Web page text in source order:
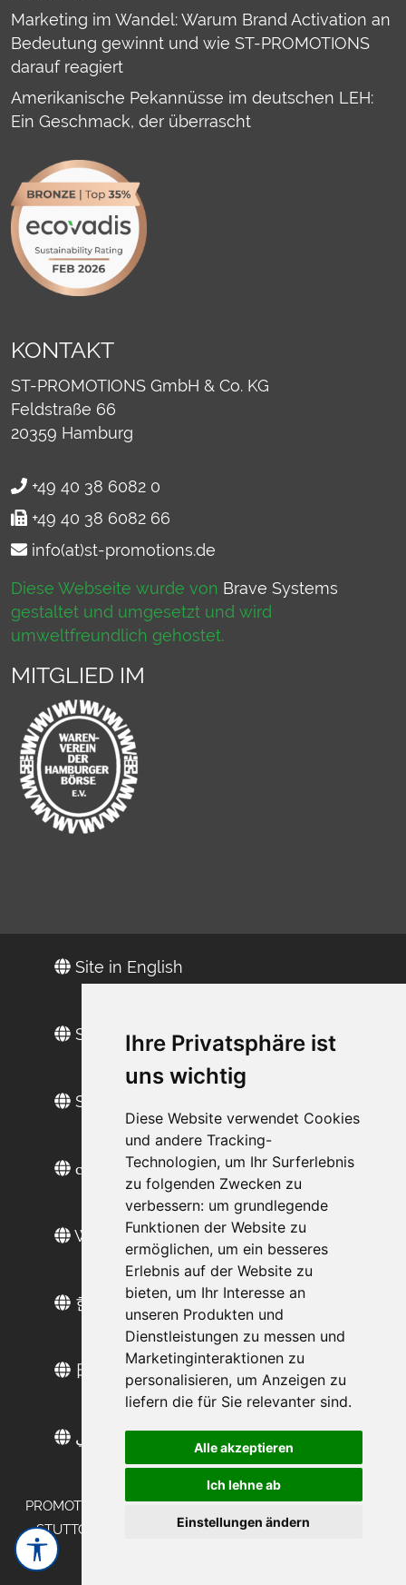
Ihre Privatsphäre ist
uns wichtig
Diese Website verwendet Cookies
und andere Tracking-
Technologien, um Ihr Surferlebnis
zu folgenden Zwecken zu
verbessern: um grundlegende
Funktionen der Website zu
ermöglichen, um ein besseres
Erlebnis auf der Website zu
bieten, um Ihr Interesse an
unseren Produkten und
Dienstleistungen zu messen und
Marketinginteraktionen zu
personalisieren, um Anzeigen zu
liefern die für Sie relevanter sind.
Alle akzeptieren
Ich lehne ab
Einstellungen ändern
Marketing im Wandel: Warum Brand Activation an
Bedeutung gewinnt und wie ST-PROMOTIONS
darauf reagiert
Amerikanische Pekannüsse im deutschen LEH:
Ein Geschmack, der überrascht
KONTAKT
ST-PROMOTIONS GmbH & Co. KG
Feldstraße 66
20359 Hamburg
+49 40 38 6082 0
+49 40 38 6082 66
info(at)st-promotions.de
Diese Webseite wurde von Brave Systems
gestaltet und umgesetzt und wird
umweltfreundlich gehostet.
MITGLIED IM
Site in English
Site en français
Sitio web en español
сайт на русском
Web sitesi türkçe
한국 웹 사이트
日本語のウェブサイト
موقع عربي
PROMOTION AGENTUR BUNDESWEIT IN FRANKFURT -
STUTTGART - MÜNCHEN - DÜSSELDORF - BERLIN -